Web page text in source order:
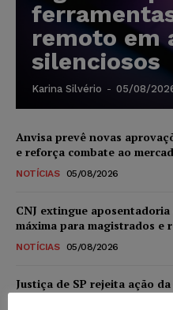
remoto em
silenciosos
Karina Silvério - 05/08/
Anvisa prevê novas
e reforça combate ao
NOTÍCIAS 05/08/2026
CNJ extingue
máxima para magistrados e
NOTÍCIAS 05/08/2026
Justiça de SP rejeita ação